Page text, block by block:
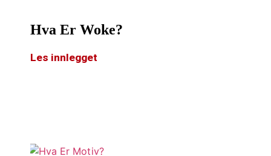
Hva Er Woke?
Les innlegget